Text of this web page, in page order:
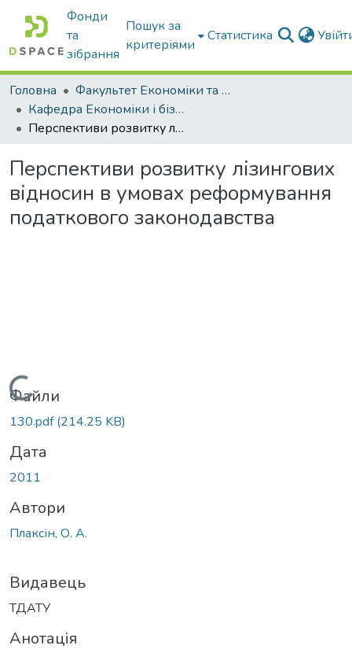
Фонди
та
зібрання
Пошук за
критеріями
Статистика
Головна
Факультет Економіки та бізнесу
Кафедра Економіки і бізнесу
Перспективи розвитку лізингових відносин в умовах реформування податкового законодавства
Перспективи розвитку лізингових
відносин в умовах реформування
податкового законодавства
Вантажиться...
Файли
130.pdf(214.25 KB)
Дата
2011
Автори
Плаксін, О. А.
Видавець
ТДАТУ
Анотація